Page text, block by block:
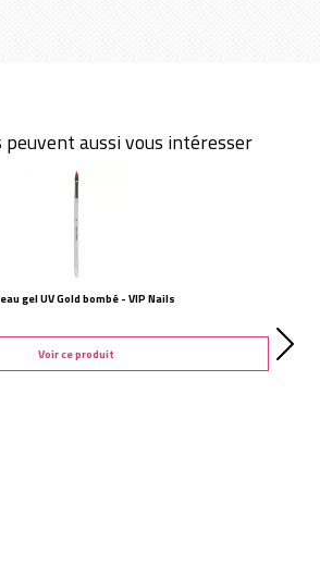
peuvent aussi vous intéresser
gel UV Gold bombé - VIP Nails
Voir ce produit